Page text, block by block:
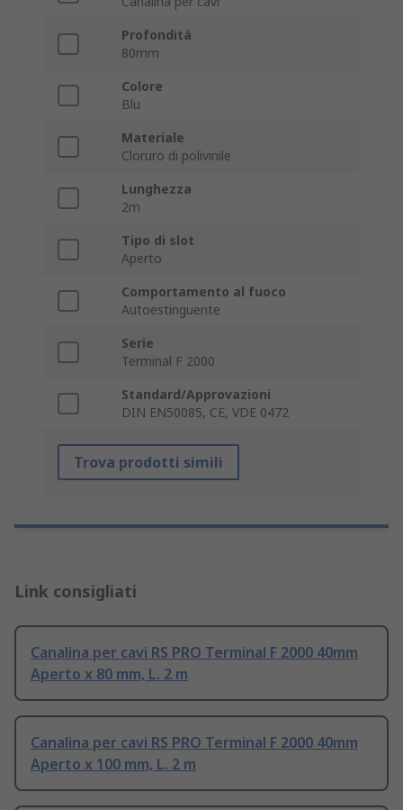
Profondità
80mm
Colore
Blu
Materiale
Cloruro di polivinile
Lunghezza
2m
Tipo di slot
Aperto
Comportamento al fuoco
Autoestinguente
Serie
Terminal F 2000
Standard/Approvazioni
DIN EN50085, CE, VDE 0472
Trova prodotti simili
Link consigliati
Canalina per cavi RS PRO Terminal F 2000 40mm
Aperto x 80 mm, L. 2 m
Canalina per cavi RS PRO Terminal F 2000 40mm
Aperto x 100 mm, L. 2 m